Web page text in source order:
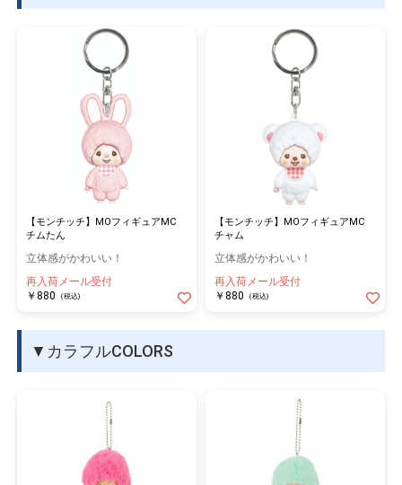
【モンチッチ】MOフィギュアMC
チムたん
立体感がかわいい！
再入荷メール受付
￥880
(税込)
【モンチッチ】MOフィギュアMC
チャム
立体感がかわいい！
再入荷メール受付
￥880
(税込)
▼カラフルCOLORS